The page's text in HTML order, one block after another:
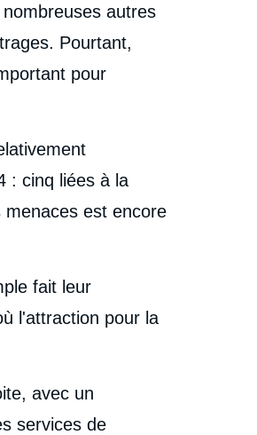
autres
Pourtant,
pour
: cinq liées à la
est encore
fait leur
l'attraction pour la
avec un
services de